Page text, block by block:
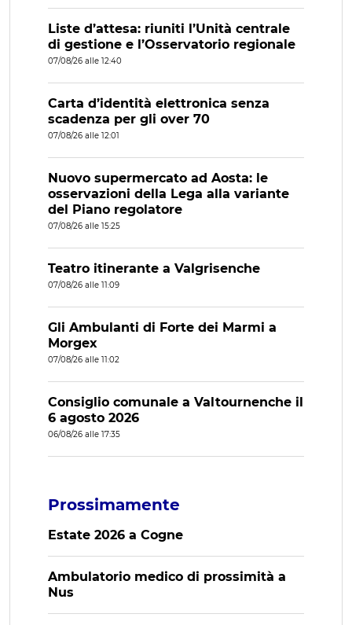
Liste d’attesa: riuniti l’Unità centrale
di gestione e l’Osservatorio regionale
07/08/26 alle 12:40
Carta d’identità elettronica senza
scadenza per gli over 70
07/08/26 alle 12:01
Nuovo supermercato ad Aosta: le
osservazioni della Lega alla variante
del Piano regolatore
07/08/26 alle 15:25
Teatro itinerante a Valgrisenche
07/08/26 alle 11:09
Gli Ambulanti di Forte dei Marmi a
Morgex
07/08/26 alle 11:02
Consiglio comunale a Valtournenche il
6 agosto 2026
06/08/26 alle 17:35
Prossimamente
Estate 2026 a Cogne
Ambulatorio medico di prossimità a
Nus